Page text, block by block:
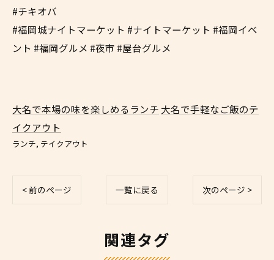
#チキオバ
#福岡城ナイトマーケット #ナイトマーケット #福岡イベ
ント #福岡グルメ #夜市 #屋台グルメ
大名で本場の味を楽しめるランチ 大名で手軽なご飯のテ
イクアウト
ランチ テイクアウト
< 前のページ 一覧に戻る 次のページ >
関連タグ